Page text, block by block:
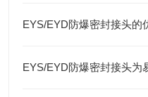
EYS/EYD防爆密封接头的
EYS/EYD防爆密封接头为